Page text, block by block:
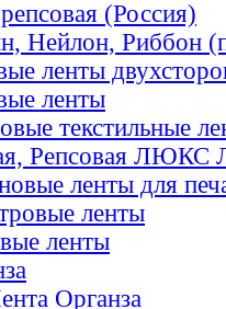
(Россия)
Нейлон, Риббон
ленты
ленты
текстильные
Репсовая ЛЮКС
ленты для
ленты
ленты
Органза